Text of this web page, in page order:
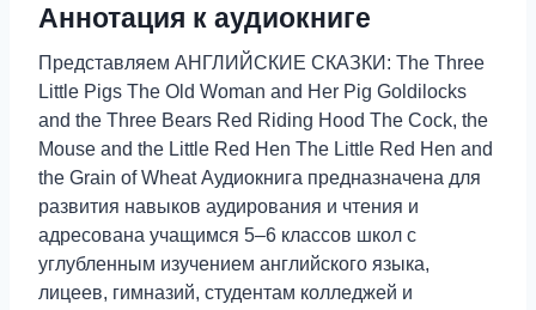
Аннотация к аудиокниге
Представляем АНГЛИЙСКИЕ СКАЗКИ: The Three
Little Pigs The Old Woman and Her Pig Goldilocks
and the Three Bears Red Riding Hood The Cock, the
Mouse and the Little Red Hen The Little Red Hen and
the Grain of Wheat Аудиокнига предназначена для
развития навыков аудирования и чтения и
адресована учащимся 5–6 классов школ с
углубленным изучением английского языка,
лицеев, гимназий, студентам колледжей и